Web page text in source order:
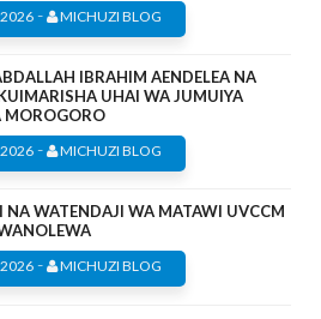
- MICHUZI BLOG
IBRAHIM AENDELEA NA
UHAI WA JUMUIYA
MOROGORO
- MICHUZI BLOG
WATENDAJI WA MATAWI UVCCM
- MICHUZI BLOG